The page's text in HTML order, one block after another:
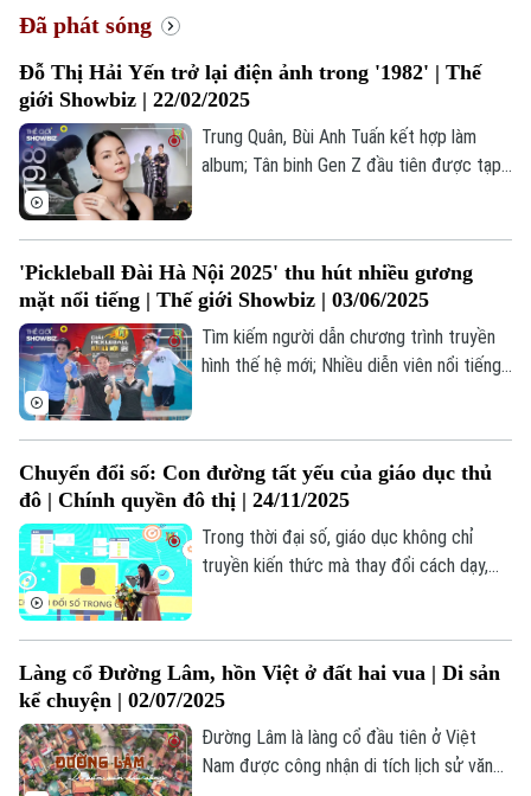
Chuyên mục
Thời sự
Hà Nội
Chính trị
Nhịp sống Hà Nội
Thế giới
Đã phát sóng
Đỗ Thị Hải Yến trở lại điện ảnh trong '1982' | Thế
giới Showbiz | 22/02/2025
Trung Quân, Bùi Anh Tuấn kết hợp làm
album; Tân binh Gen Z đầu tiên được tạp
tin Thế giới Showbiz hôm nay.
'Pickleball Đài Hà Nội 2025' thu hút nhiều gương
mặt nổi tiếng | Thế giới Showbiz | 03/06/2025
Tìm kiếm người dẫn chương trình truyền
hình thế hệ mới; Nhiều diễn viên nổi tiếng
Thế giới Showbiz hôm nay.
Chuyển đổi số: Con đường tất yếu của giáo dục thủ
đô | Chính quyền đô thị | 24/11/2025
Trong thời đại số, giáo dục không chỉ
truyền kiến thức mà thay đổi cách dạy,
triển.
Làng cổ Đường Lâm, hồn Việt ở đất hai vua | Di sản
kể chuyện | 02/07/2025
Đường Lâm là làng cổ đầu tiên ở Việt
Nam được công nhận di tích lịch sử văn